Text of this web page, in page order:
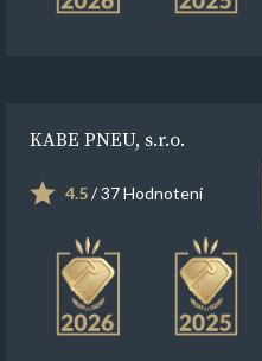
KABE PNEU, s.r.o.
4.5/ 37 Hodnotení